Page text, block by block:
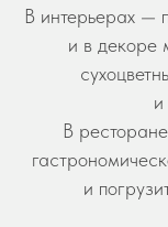
В интерьерах —
и в декоре
и
В
и